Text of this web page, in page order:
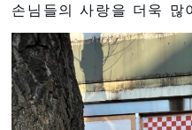
손님들의 사랑을 더욱 많